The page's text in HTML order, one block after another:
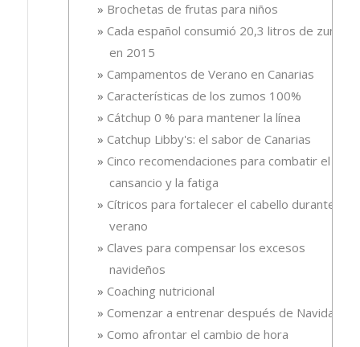
Brochetas de frutas para niños
Cada español consumió 20,3 litros de zumo
en 2015
Campamentos de Verano en Canarias
Características de los zumos 100%
Cátchup 0 % para mantener la línea
Catchup Libby's: el sabor de Canarias
Cinco recomendaciones para combatir el
cansancio y la fatiga
Cítricos para fortalecer el cabello durante el
verano
Claves para compensar los excesos
navideños
Coaching nutricional
Comenzar a entrenar después de Navidad
Como afrontar el cambio de hora